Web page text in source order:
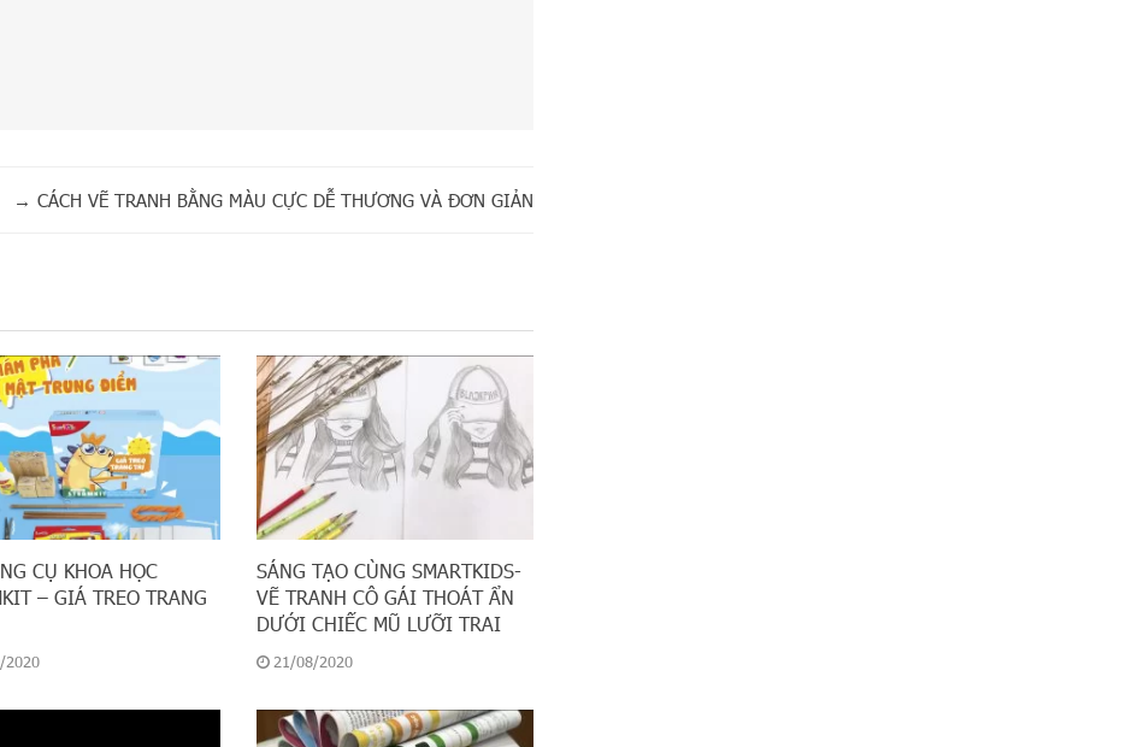
→ CÁCH VẼ TRANH BẰNG MÀU CỰC DỄ THƯƠNG VÀ ĐƠN GIẢN
CỤ KHOA HỌC
– GIÁ TREO TRANG
2020
SÁNG TẠO CÙNG SMARTKIDS-
VẼ TRANH CÔ GÁI THOÁT ẨN
DƯỚI CHIẾC MŨ LƯỠI TRAI
21/08/2020